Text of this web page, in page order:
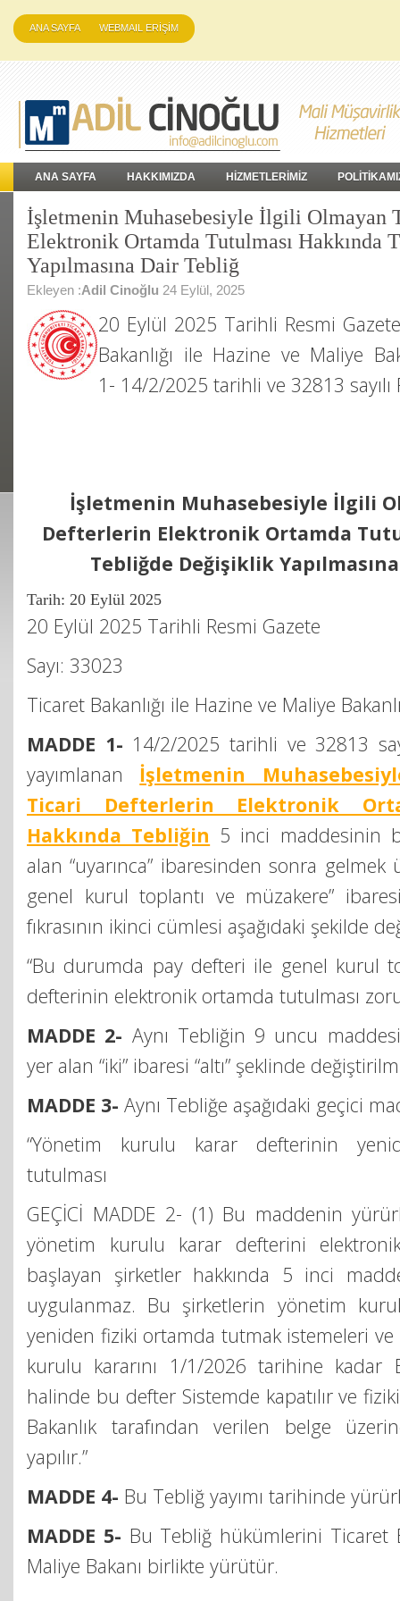
ANA SAYFA WEBMAIL ERİŞİM
ANA SAYFA HAKKIMIZDA HİZMETLERİMİZ
İşletmenin Muhasebesiyle İlgili Olmayan
Elektronik Ortamda Tutulması Hakkında
Yapılmasına Dair Tebliğ
Ekleyen :Adil Cinoğlu 24 Eylül, 2025
20 Eylül 2025 Tarihli Resmi
Bakanlığı ile Hazine ve Maliye
1- 14/2/2025 tarihli ve 32813
İşletmenin Muhasebesiyle İlgili
Defterlerin Elektronik Ortamda
Tebliğde Değişiklik
Tarih: 20 Eylül 2025
20 Eylül 2025 Tarihli Resmi Gazete
Sayı: 33023
Ticaret Bakanlığı ile Hazine ve Maliye
MADDE 1- 14/2/2025 tarihli ve 32813
yayımlanan İşletmenin
Ticari Defterlerin Elektronik
Hakkında Tebliğin 5 inci maddesinin
alan “uyarınca” ibaresinden sonra gelmek
genel kurul toplantı ve müzakere”
fıkrasının ikinci cümlesi aşağıdaki şekilde
“Bu durumda pay defteri ile genel kurul
defterinin elektronik ortamda tutulması
MADDE 2- Aynı Tebliğin 9 uncu
yer alan “iki” ibaresi “altı” şeklinde
MADDE 3- Aynı Tebliğe aşağıdaki geçici
“Yönetim kurulu karar defterinin
tutulması
GEÇİCİ MADDE 2- (1) Bu maddenin
yönetim kurulu karar defterini
başlayan şirketler hakkında 5 inci
uygulanmaz. Bu şirketlerin yönetim
yeniden fiziki ortamda tutmak istemeleri
kurulu kararını 1/1/2026 tarihine kadar
halinde bu defter Sistemde kapatılır ve
Bakanlık tarafından verilen belge
yapılır.”
MADDE 4- Bu Tebliğ yayımı tarihinde
MADDE 5- Bu Tebliğ hükümlerini Ticaret
Maliye Bakanı birlikte yürütür.